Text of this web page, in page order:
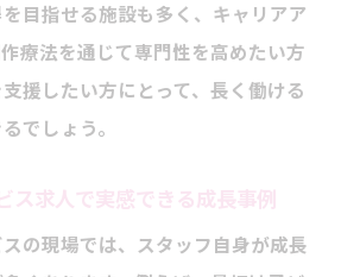
目指せる施設も多く、キャリアア
療法を通じて専門性を高めたい方
援したい方にとって、長く働ける
でしょう。
ス求人で実感できる成長事例
の現場では、スタッフ自身が成長